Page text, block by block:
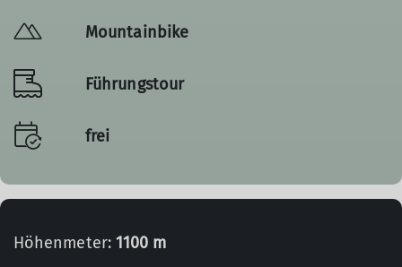
Mountainbike
Führungstour
frei
Höhenmeter: 1100 m